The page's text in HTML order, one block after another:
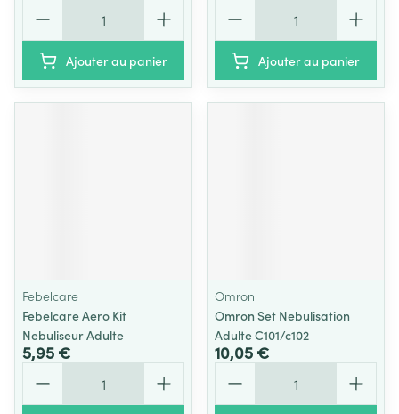
Ajouter au panier Ajouter au panier
Febelcare
Febelcare Aero Kit
Nebuliseur Adulte
5,95 €
Omron
Omron Set Nebulisation
Adulte C101/c102
10,05 €